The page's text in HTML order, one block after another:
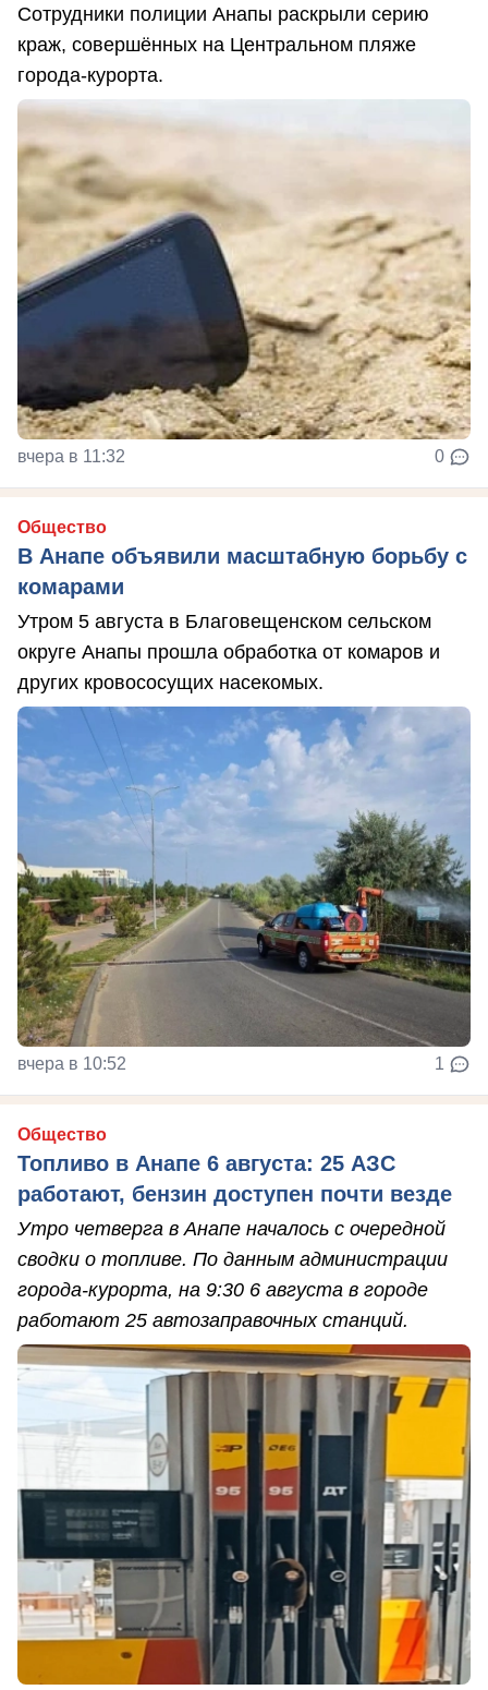
Сотрудники полиции Анапы раскрыли серию
краж, совершённых на Центральном пляже
города-курорта.
вчера в 11:32 0
Общество
В Анапе объявили масштабную борьбу с
комарами
Утром 5 августа в Благовещенском сельском
округе Анапы прошла обработка от комаров и
других кровососущих насекомых.
вчера в 10:52 1
Общество
Топливо в Анапе 6 августа: 25 АЗС
работают, бензин доступен почти везде
Утро четверга в Анапе началось с очередной
сводки о топливе. По данным администрации
города-курорта, на 9:30 6 августа в городе
работают 25 автозаправочных станций.